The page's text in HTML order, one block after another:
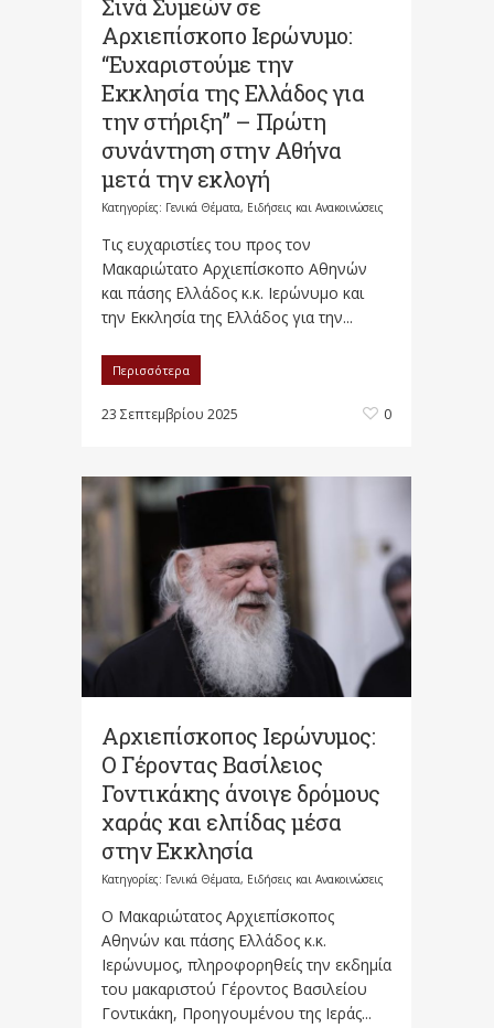
Σινά Συμεών σε
Αρχιεπίσκοπο Ιερώνυμο:
“Ευχαριστούμε την
Εκκλησία της Ελλάδος για
την στήριξη” – Πρώτη
συνάντηση στην Αθήνα
μετά την εκλογή
Κατηγορίες: Γενικά Θέματα, Ειδήσεις και Ανακοινώσεις
Τις ευχαριστίες του προς τον
Μακαριώτατο Αρχιεπίσκοπο Αθηνών
και πάσης Ελλάδος κ.κ. Ιερώνυμο και
την Εκκλησία της Ελλάδος για την...
Περισσότερα
23 Σεπτεμβρίου 2025 0
Αρχιεπίσκοπος Ιερώνυμος:
Ο Γέροντας Βασίλειος
Γοντικάκης άνοιγε δρόμους
χαράς και ελπίδας μέσα
στην Εκκλησία
Κατηγορίες: Γενικά Θέματα, Ειδήσεις και Ανακοινώσεις
Ο Μακαριώτατος Αρχιεπίσκοπος
Αθηνών και πάσης Ελλάδος κ.κ.
Ιερώνυμος, πληροφορηθείς την εκδημία
του μακαριστού Γέροντος Βασιλείου
Γοντικάκη, Προηγουμένου της Ιεράς...